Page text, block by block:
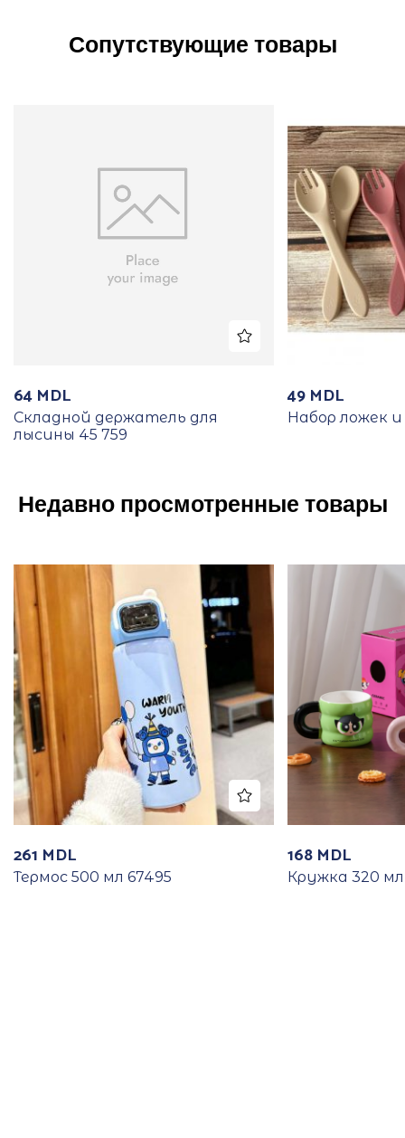
Сопутствующие товары
64 MDL
Складной держатель для
лысины 45 759
49 MDL
Набор ложек
Недавно просмотренные товары
261 MDL
Термос 500 мл 67495
168 MDL
Кружка 320 мл